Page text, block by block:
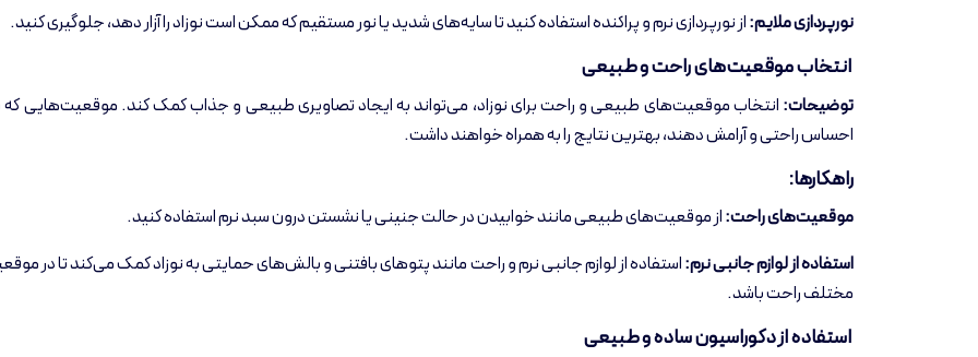
نورپردازی ملایم:از نورپردازی نرم و پراکنده استفاده کنید تا سایه‌های شدید یا نور مستقیم که ممکن است نوزاد را آزار دهد، جلوگیری کنید.
انتخاب موقعیت‌های راحت و طبیعی
توضیحات: انتخاب موقعیت‌های طبیعی و راحت برای نوزاد، می‌تواند به ایجاد تصاویری طبیعی و جذاب کمک کند. موقعیت‌هایی که
احساس راحتی و آرامش دهند، بهترین نتایج را به همراه خواهند داشت.
راهکارها:
موقعیت‌های راحت:از موقعیت‌های طبیعی مانند خوابیدن در حالت جنینی یا نشستن درون سبد نرم استفاده کنید.
استفاده از لوازم جانبی نرم:استفاده از لوازم جانبی نرم و راحت مانند پتوهای بافتنی و بالش‌های حمایتی به نوزاد کمک می‌کند تا در
مختلف راحت باشد.
استفاده از دکوراسیون ساده و طبیعی